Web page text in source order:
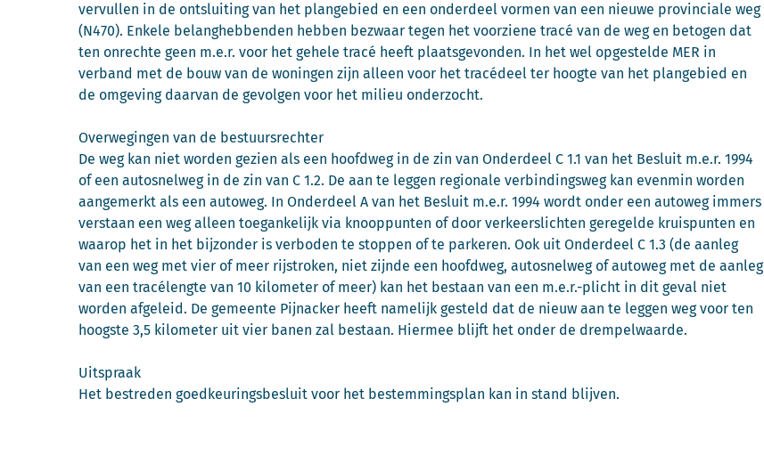
vervullen in de ontsluiting van het plangebied en een onderdeel vormen van een nieuwe provinciale weg
(N470). Enkele belanghebbenden hebben bezwaar tegen het voorziene tracé van de weg en betogen dat
ten onrechte geen m.e.r. voor het gehele tracé heeft plaatsgevonden. In het wel opgestelde MER in
verband met de bouw van de woningen zijn alleen voor het tracédeel ter hoogte van het plangebied en
de omgeving daarvan de gevolgen voor het milieu onderzocht.
Overwegingen van de bestuursrechter
De weg kan niet worden gezien als een hoofdweg in de zin van Onderdeel C 1.1 van het Besluit m.e.r. 1994
of een autosnelweg in de zin van C 1.2. De aan te leggen regionale verbindingsweg kan evenmin worden
aangemerkt als een autoweg. In Onderdeel A van het Besluit m.e.r. 1994 wordt onder een autoweg immers
verstaan een weg alleen toegankelijk via knooppunten of door verkeerslichten geregelde kruispunten en
waarop het in het bijzonder is verboden te stoppen of te parkeren. Ook uit Onderdeel C 1.3 (de aanleg
van een weg met vier of meer rijstroken, niet zijnde een hoofdweg, autosnelweg of autoweg met de aanleg
van een tracélengte van 10 kilometer of meer) kan het bestaan van een m.e.r.-plicht in dit geval niet
worden afgeleid. De gemeente Pijnacker heeft namelijk gesteld dat de nieuw aan te leggen weg voor ten
hoogste 3,5 kilometer uit vier banen zal bestaan. Hiermee blijft het onder de drempelwaarde.
Uitspraak
Het bestreden goedkeuringsbesluit voor het bestemmingsplan kan in stand blijven.